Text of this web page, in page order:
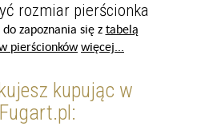
rozmiar pierścionka
zapoznania się z tabelą
pierścionkówwięcej...
kupując w
Fugart.pl: